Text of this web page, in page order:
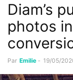
Diam’s
photos
Par Emilie - 19/05/